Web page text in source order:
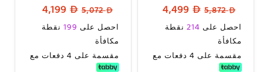
السعر
العادي
5,872
سعر
البيع
سعر
البيع
احصل على 214 نقطة
مكافأة
مقسمة على 4 دفعات مع
السعر
العادي
5,072
سعر
البيع
سعر
البيع
احصل على 199 نقطة
مكافأة
مقسمة على 4 دفعات مع